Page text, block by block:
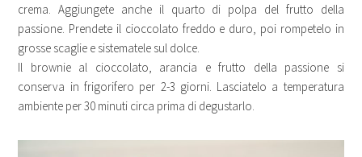
crema. Aggiungete anche il quarto di polpa del frutto della
passione. Prendete il cioccolato freddo e duro, poi rompetelo in
grosse scaglie e sistematele sul dolce.
Il brownie al cioccolato, arancia e frutto della passione si
conserva in frigorifero per 2-3 giorni. Lasciatelo a temperatura
ambiente per 30 minuti circa prima di degustarlo.